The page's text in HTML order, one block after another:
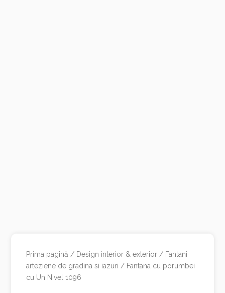
Prima pagină / Design interior & exterior / Fantani
arteziene de gradina si iazuri / Fantana cu porumbei
cu Un Nivel 1096